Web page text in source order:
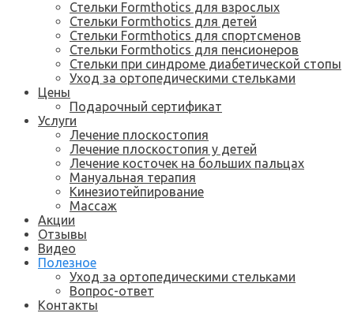
Стельки Formthotics для взрослых
Стельки Formthotics для детей
Стельки Formthotics для спортсменов
Стельки Formthotics для пенсионеров
Стельки при синдроме диабетической стопы
Уход за ортопедическими стельками
Цены
Подарочный сертификат
Услуги
Лечение плоскостопия
Лечение плоскостопия у детей
Лечение косточек на больших пальцах
Мануальная терапия
Кинезиотейпирование
Массаж
Акции
Отзывы
Видео
Полезное
Уход за ортопедическими стельками
Вопрос-ответ
Контакты